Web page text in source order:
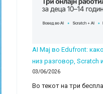
AI Мај во Edufront:
низ разговор, Scratch
03/06/2026
Во текот на три